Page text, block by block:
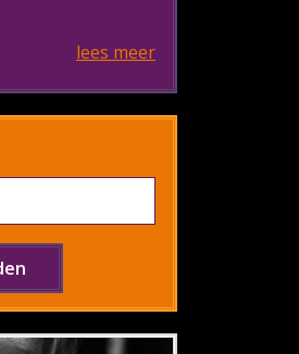
lees meer